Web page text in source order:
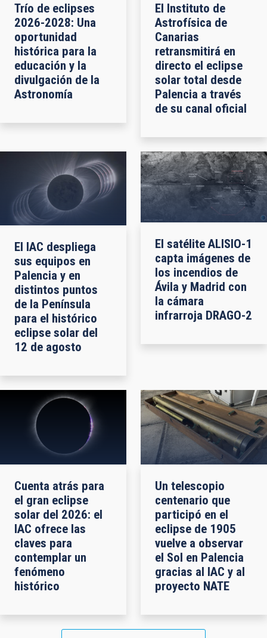
Trío de eclipses
2026-2028: Una
oportunidad
histórica para la
educación y la
divulgación de la
Astronomía
El Instituto de
Astrofísica de
Canarias
retransmitirá en
directo el eclipse
solar total desde
Palencia a través
de su canal oficial
El IAC despliega
sus equipos en
Palencia y en
distintos puntos
de la Península
para el histórico
eclipse solar del
12 de agosto
El satélite ALISIO-1
capta imágenes de
los incendios de
Ávila y Madrid con
la cámara
infrarroja DRAGO-2
Cuenta atrás para
el gran eclipse
solar del 2026: el
IAC ofrece las
claves para
contemplar un
fenómeno
histórico
Un telescopio
centenario que
participó en el
eclipse de 1905
vuelve a observar
el Sol en Palencia
gracias al IAC y al
proyecto NATE